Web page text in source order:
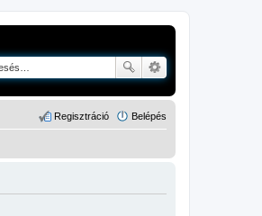
Belépés
Regisztráció